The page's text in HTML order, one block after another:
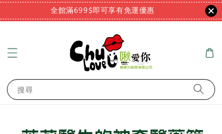
全館滿699$即可享有免運優惠
搜尋